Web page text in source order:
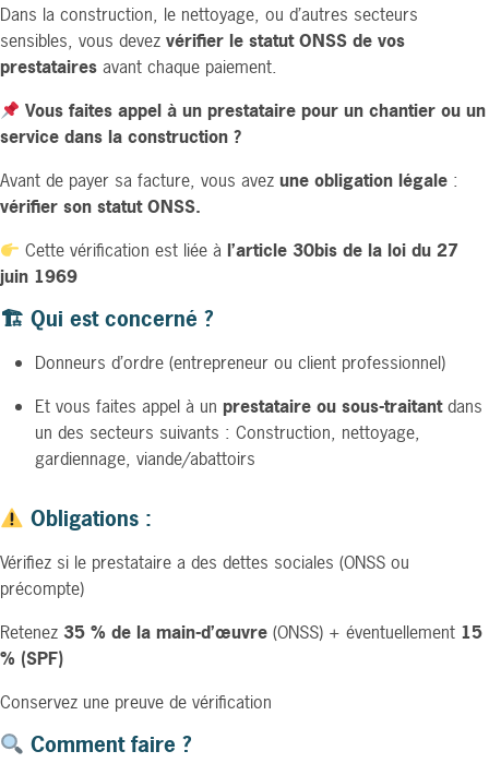
Dans la construction, le nettoyage, ou d’autres secteurs
sensibles, vous devez vérifier le statut ONSS de vos
prestataires avant chaque paiement.
Vous faites appel à un prestataire pour un chantier ou un
service dans la construction ?
Avant de payer sa facture, vous avez une obligation légale :
vérifier son statut ONSS.
Cette vérification est liée à l’article 30bis de la loi du 27
juin 1969
🏗 Qui est concerné ?
Donneurs d’ordre (entrepreneur ou client professionnel)
Et vous faites appel à un prestataire ou sous-traitantdans
un des secteurs suivants : Construction, nettoyage,
gardiennage, viande/abattoirs
Obligations :
Vérifiez si le prestataire a des dettes sociales (ONSS ou
précompte)
Retenez 35 % de la main-d’œuvre (ONSS) + éventuellement 15
% (SPF)
Conservez une preuve de vérification
Comment faire ?